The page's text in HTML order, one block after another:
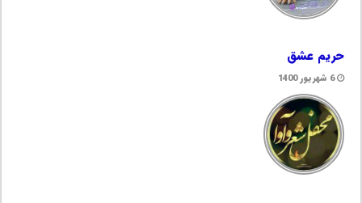
حریم عشق
6 شهریور 1400